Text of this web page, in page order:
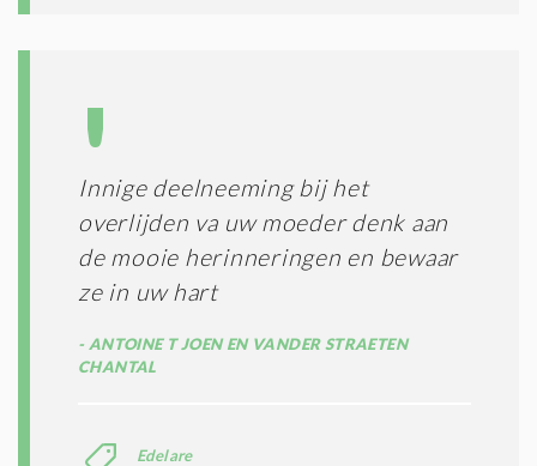
Innige deelneeming bij het
overlijden va uw moeder denk aan
de mooie herinneringen en bewaar
ze in uw hart
ANTOINE T JOEN EN VANDER STRAETEN
CHANTAL
Edelare